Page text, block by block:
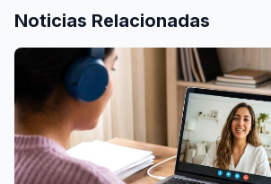
Noticias Relacionadas